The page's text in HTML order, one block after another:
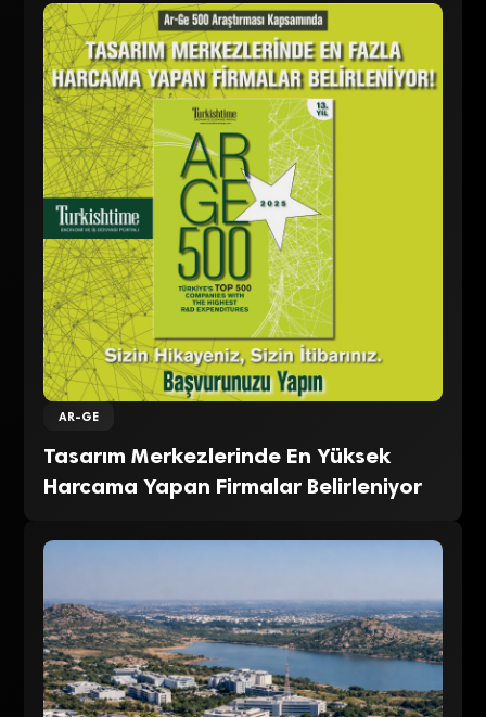
AR-GE
Tasarım Merkezlerinde En Yüksek
Harcama Yapan Firmalar Belirleniyor